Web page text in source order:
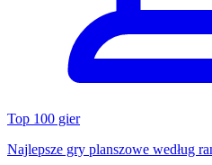
Top 100 gier
Najlepsze gry planszowe według